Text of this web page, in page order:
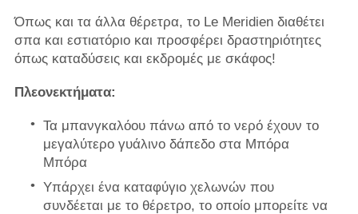
Όπως και τα άλλα θέρετρα, το Le Meridien διαθέτει
σπα και εστιατόριο και προσφέρει δραστηριότητες
όπως καταδύσεις και εκδρομές με σκάφος!
Πλεονεκτήματα:
Τα μπανγκαλόου πάνω από το νερό έχουν το
μεγαλύτερο γυάλινο δάπεδο στα Μπόρα
Μπόρα
Υπάρχει ένα καταφύγιο χελωνών που
συνδέεται με το θέρετρο, το οποίο μπορείτε να